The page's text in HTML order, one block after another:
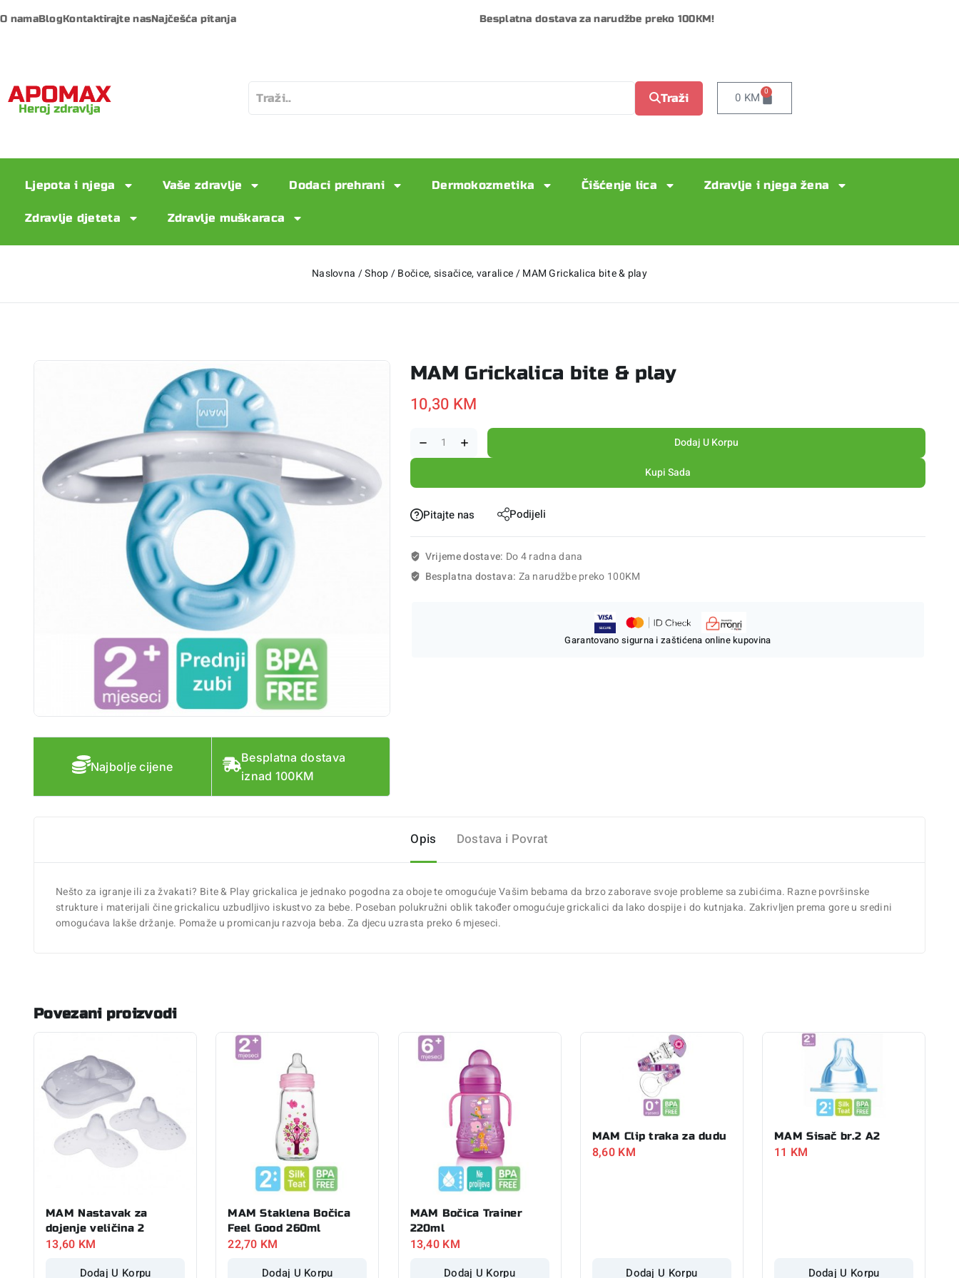
O namaBlogKontaktirajte nasNajčešća pitanja Besplatna dostava za narudžbe preko 100KM!
Traži 0 KM 0
Ljepota i njega Vaše zdravlje Dodaci prehrani Dermokozmetika Čišćenje lica Zdravlje i njega žena
Zdravlje djeteta Zdravlje muškaraca
Naslovna /Shop/Bočice, sisačice, varalice/MAM Grickalica bite & play
Najbolje cijene
Besplatna dostava
iznad 100KM
MAM Grickalica bite & play
10,30 KM
Dodaj U Korpu
Kupi Sada
Pitajte nas Podijeli
Vrijeme dostave: Do 4 radna dana
Besplatna dostava: Za narudžbe preko 100KM
Garantovano sigurna i zaštićena online kupovina
Opis Dostava i Povrat
Nešto za igranje ili za žvakati? Bite & Play grickalica je jednako pogodna za oboje te omogućuje Vašim bebama da brzo zaborave svoje probleme sa zubićima. Razne površinske
strukture i materijali čine grickalicu uzbudljivo iskustvo za bebe. Poseban polukružni oblik također omogućuje grickalici da lako dospije i do kutnjaka. Zakrivljen prema gore u sredini
omogućava lakše držanje. Pomaže u promicanju razvoja beba. Za djecu uzrasta preko 6 mjeseci.
Povezani proizvodi
MAM Nastavak za
dojenje veličina 2
13,60 KM
Dodaj U Korpu
MAM Staklena Bočica
Feel Good 260ml
22,70 KM
Dodaj U Korpu
MAM Bočica Trainer
220ml
13,40 KM
Dodaj U Korpu
MAM Clip traka za dudu
8,60 KM
Dodaj U Korpu
MAM Sisač br.2 A2
11 KM
Dodaj U Korpu